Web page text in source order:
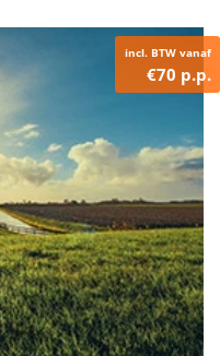
incl. BTW vanaf
€70 p.p.